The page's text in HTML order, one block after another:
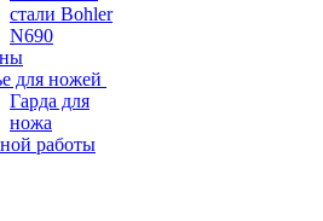
стали Bohler
N690
для ножей
Гарда для
ножа
работы